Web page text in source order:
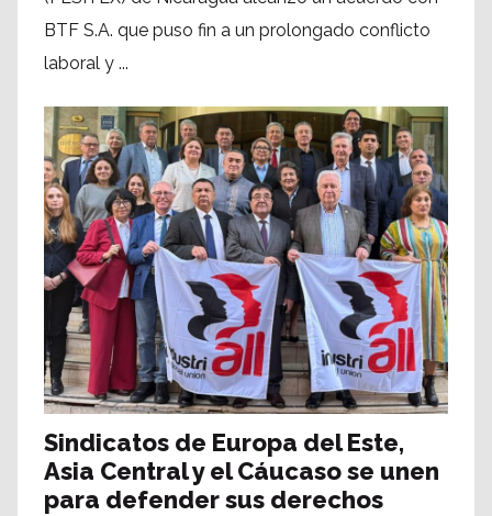
BTF S.A. que puso fin a un prolongado conflicto
laboral y ...
Sindicatos de Europa del Este,
Asia Central y el Cáucaso se unen
para defender sus derechos